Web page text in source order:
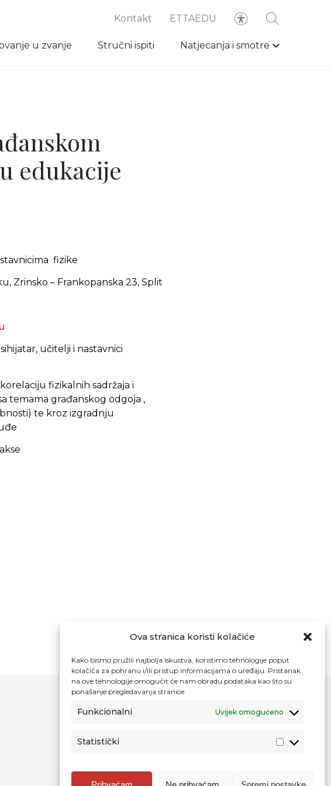
Ova stranica koristi kolačiće
Kako bismo pružili najbolja iskustva, koristimo tehnologije poput
kolačića za pohranu i/ili pristup informacijama o uređaju. Pristanak
na ove tehnologije omogućit će nam obradu podataka kao što su
ponašanje pregledavanja stranice.
Funkcionalni Uvijek omogućeno
Statistički
Kontakt ETTAEDU
u zvanje Stručni ispiti Natjecanja i smotre
edukacije
fizike
Zrinsko – Frankopanska 23, Split
učitelji i nastavnici
fizikalnih sadržaja i
temama građanskog odgoja ,
te kroz izgradnju
Pristup informacijama
Povjerljiva osoba za unutarnje prijavljivanje
nepravilnosti